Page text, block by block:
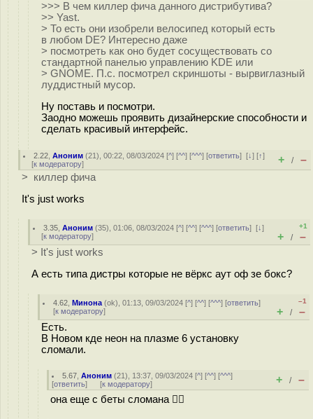
>>> В чем киллер фича данного дистрибутива?
>> Yast.
> То есть они изобрели велосипед который есть
в любом DE? Интересно даже
> посмотреть как оно будет сосуществовать со
стандартной панелью управлению KDE или
> GNOME. П.с. посмотрел скриншоты - вырвиглазный
лyддиcтный мycop.
Ну поставь и посмотри.
Заодно можешь проявить дизайнерские способности и
сделать красивый интерфейс.
2.22 ,Аноним (21), 00:22, 08/03/2024 [^] [^^] [^^^] [ответить][↓] [↑]
[к модератору] + / –
> киллер фича
It's just works
3.35 ,Аноним (35), 01:06, 08/03/2024 [^] [^^] [^^^] [ответить][↓]
[к модератору]
+1
+ / –
> It's just works
А есть типа дистры которые не вёркс аут оф зе бокс?
4.62 ,Минона (ok), 01:13, 09/03/2024 [^] [^^] [^^^] [ответить]
[к модератору]
–1
+ / –
Есть.
В Новом кде неон на плазме 6 установку
сломали.
5.67 ,Аноним (21), 13:37, 09/03/2024 [^] [^^] [^^^]
[ответить] [к модератору] + / –
она еще с беты сломана 🤷‍♂️